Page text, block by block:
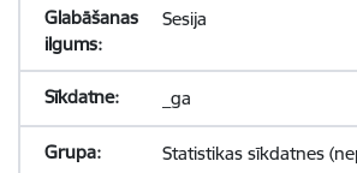
Sesija
_ga
Statistikas sīkdatnes